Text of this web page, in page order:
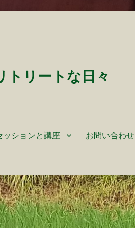
トリートな日々
ッションと講座 お問い合わせ